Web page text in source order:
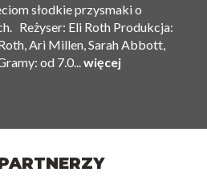
słodkie przysmaki o
Reżyser: Eli Roth Produkcja:
Ari Millen, Sarah Abbott,
od 7.0... więcej